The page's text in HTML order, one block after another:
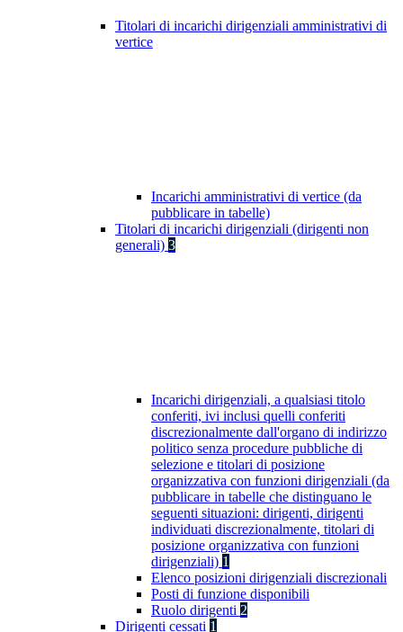
Titolari di incarichi dirigenziali amministrativi di
vertice
Incarichi amministrativi di vertice (da
pubblicare in tabelle)
Titolari di incarichi dirigenziali (dirigenti non
generali) 3
Incarichi dirigenziali, a qualsiasi titolo
conferiti, ivi inclusi quelli conferiti
discrezionalmente dall'organo di indirizzo
politico senza procedure pubbliche di
selezione e titolari di posizione
organizzativa con funzioni dirigenziali (da
pubblicare in tabelle che distinguano le
seguenti situazioni: dirigenti, dirigenti
individuati discrezionalmente, titolari di
posizione organizzativa con funzioni
dirigenziali) 1
Elenco posizioni dirigenziali discrezionali
Posti di funzione disponibili
Ruolo dirigenti 2
Dirigenti cessati 1